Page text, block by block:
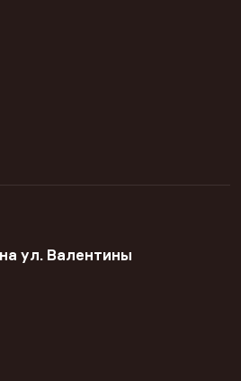
ул. Валентины